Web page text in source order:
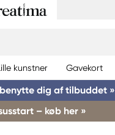
kunstner Gavekort
dig af tilbuddet »
– køb her »